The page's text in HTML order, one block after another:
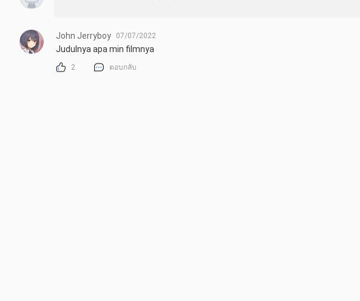
John Jerryboy 07/07/2022
Judulnya apa min filmnya
2 ตอบกลับ